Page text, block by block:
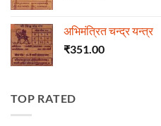
अभिमंत्रित चन्द्र यन्त्र
₹351.00
TOP RATED